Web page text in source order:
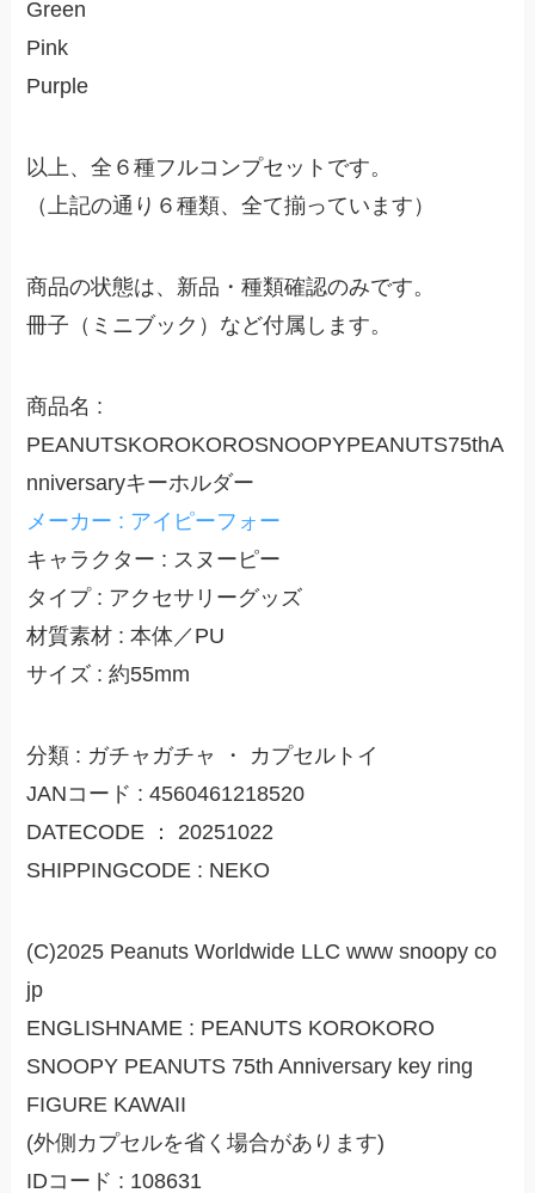
Green
Pink
Purple
以上、全６種フルコンプセットです。
（上記の通り６種類、全て揃っています）
商品の状態は、新品・種類確認のみです。
冊子（ミニブック）など付属します。
商品名 :
PEANUTSKOROKOROSNOOPYPEANUTS75thA
nniversaryキーホルダー
メーカー : アイピーフォー
キャラクター : スヌーピー
タイプ : アクセサリーグッズ
材質素材 : 本体／PU
サイズ : 約55mm
分類 : ガチャガチャ ・ カプセルトイ
JANコード : 4560461218520
DATECODE ： 20251022
SHIPPINGCODE : NEKO
(C)2025 Peanuts Worldwide LLC www snoopy co
jp
ENGLISHNAME : PEANUTS KOROKORO
SNOOPY PEANUTS 75th Anniversary key ring
FIGURE KAWAII
(外側カプセルを省く場合があります)
IDコード : 108631